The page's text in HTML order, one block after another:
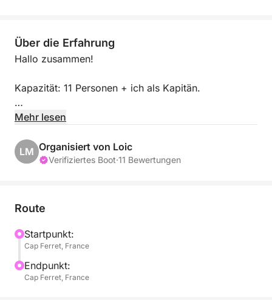
Über die Erfahrung
Hallo zusammen!
Kapazität: 11 Personen + ich als Kapitän.
Ich biete Ihnen die Möglichkeit, mein RIB mit mir zu
Zu vermieten: Capelli Tempest 626 RIB in Top-
Dusche und Sonnendeck.
Ein typischer Tag auf dem Wasser sieht
folgendermaßen aus:
Eine Fahrt entlang der Strandvillen (immer ein
Mehr lesen
LM Organisiert von Loic
Verifiziertes Boot·11 Bewertungen
Route
Startpunkt:
Cap Ferret, France
Endpunkt:
Cap Ferret, France